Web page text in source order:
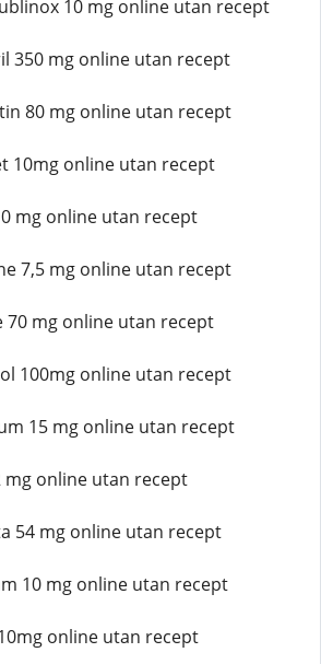
10 mg online utan recept
350 mg online utan recept
80 mg online utan recept
10mg online utan recept
mg online utan recept
7,5 mg online utan recept
70 mg online utan recept
100mg online utan recept
15 mg online utan recept
mg online utan recept
54 mg online utan recept
10 mg online utan recept
online utan recept